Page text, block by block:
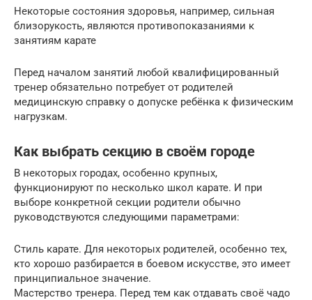
Некоторые состояния здоровья, например, сильная
близорукость, являются противопоказаниями к
занятиям карате
Перед началом занятий любой квалифицированный
тренер обязательно потребует от родителей
медицинскую справку о допуске ребёнка к физическим
нагрузкам.
Как выбрать секцию в своём городе
В некоторых городах, особенно крупных,
функционируют по несколько школ карате. И при
выборе конкретной секции родители обычно
руководствуются следующими параметрами:
Стиль карате. Для некоторых родителей, особенно тех,
кто хорошо разбирается в боевом искусстве, это имеет
принципиальное значение.
Мастерство тренера. Перед тем как отдавать своё чадо